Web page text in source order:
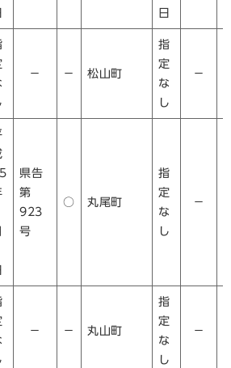
日
－ － 松山町
指
定
な
し
－
県告
第
923
号
○ 丸尾町
指
定
な
し
－
－ － 丸山町
指
定
な
し
－